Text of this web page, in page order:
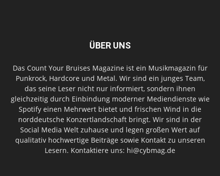
ÜBER UNS
Das Count Your Bruises Magazine ist ein Musikmagazin für
Punkrock, Hardcore und Metal. Wir sind ein junges Team,
das seine Leser nicht nur informiert, sondern ihnen
gleichzeitig durch Einbindung moderner Mediendienste wie
Spotify einen Mehrwert bietet und frischen Wind in die
norddeutsche Konzertlandschaft bringt. Wir sind in der
Social Media Welt zuhause und legen großen Wert auf
qualitativ hochwertige Beiträge sowie Kontakt zu unseren
Lesern. Kontaktiere uns: hi@cybmag.de